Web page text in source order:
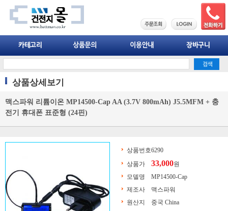
상품상세보기
맥스파워 리튬이온 MP14500-Cap AA (3.7V 800mAh) J5.5MFM + 충
전기 휴대폰 표준형 (24핀)
상품번호6290
상품가
33,000원
모델명
MP14500-Cap
제조사
맥스파워
원산지
중국 China